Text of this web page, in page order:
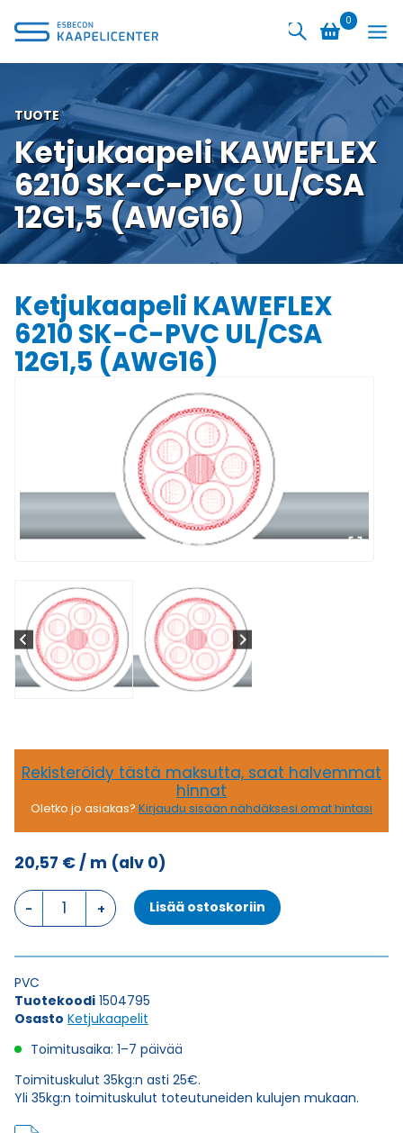
sisältöön
0
TUOTE
Ketjukaapeli KAWEFLEX
6210 SK-C-PVC UL/CSA
12G1,5 (AWG16)
Ketjukaapeli KAWEFLEX
6210 SK-C-PVC UL/CSA
12G1,5 (AWG16)
Rekisteröidy tästä maksutta, saat halvemmat
hinnat
Oletko jo asiakas? Kirjaudu sisään nähdäksesi omat hintasi
20,57 €/ m (alv 0)
Ketjukaapeli
KAWEFLEX
SK-
UL/CSA
12G1,5
(AWG16)
Lisää ostoskoriin
PVC
Tuotekoodi 1504795
Osasto Ketjukaapelit
Toimitusaika: 1–7 päivää
Toimituskulut 35kg:n asti 25€.
Yli 35kg:n toimituskulut toteutuneiden kulujen mukaan.